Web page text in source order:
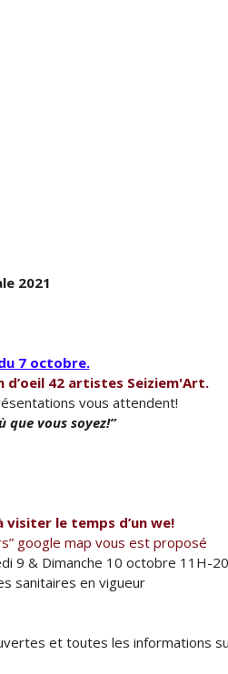
2021
7 octobre.
d’oeil 42 artistes Seiziem'Art.
vous attendent!
que vous soyez!”
visiter le temps d’un we!
google map vous est proposé
9 & Dimanche 10 octobre 11H-
sanitaires en vigueur
et toutes les informations